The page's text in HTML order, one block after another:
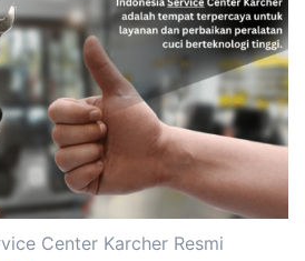
Center Karcher Resmi